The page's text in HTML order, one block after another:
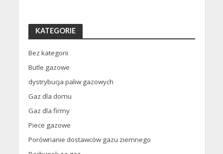
KATEGORIE
Bez kategorii
Butle gazowe
dystrybucja paliw gazowych
Gaz dla domu
Gaz dla firmy
Piece gazowe
Porównanie dostawców gazu ziemnego